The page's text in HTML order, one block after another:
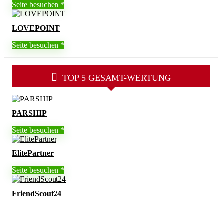
Seite besuchen
LOVEPOINT
Seite besuchen
TOP 5 GESAMT-WERTUNG
PARSHIP
Seite besuchen
ElitePartner
Seite besuchen
FriendScout24